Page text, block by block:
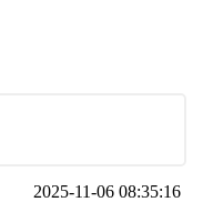
2025-11-06 08:35:16